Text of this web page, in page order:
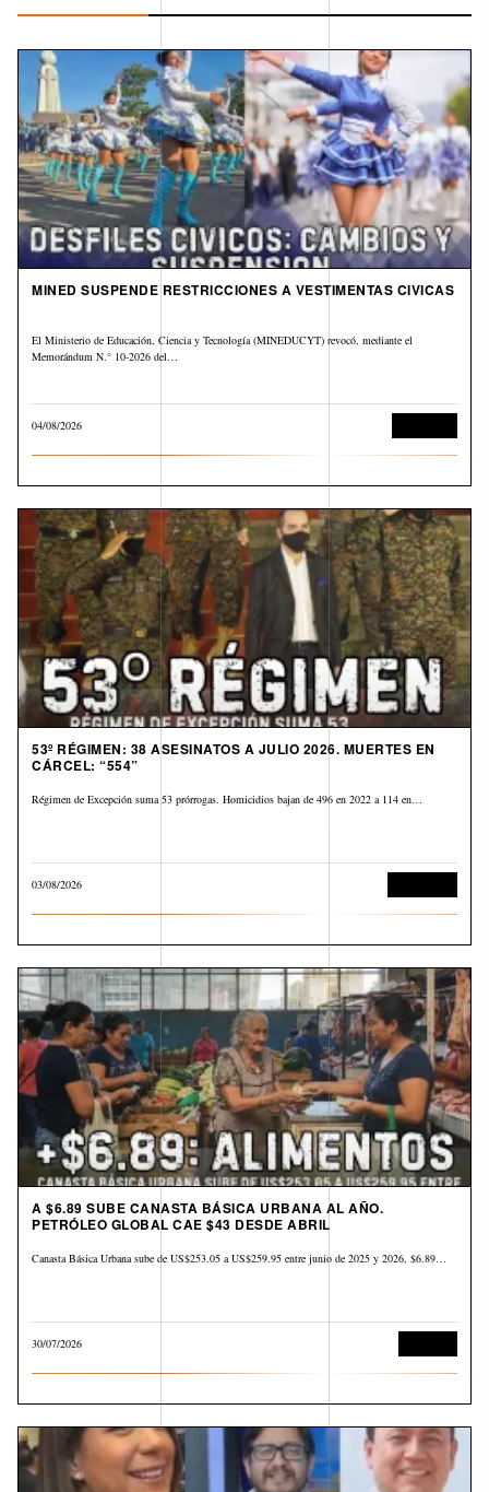
MINED SUSPENDE RESTRICCIONES A VESTIMENTAS CIVICAS
El Ministerio de Educación, Ciencia y Tecnología (MINEDUCYT) revocó, mediante el
Memorándum N.° 10-2026 del…
04/08/2026
53º RÉGIMEN: 38 ASESINATOS A JULIO 2026. MUERTES EN
CÁRCEL: “554”
Régimen de Excepción suma 53 prórrogas. Homicidios bajan de 496 en 2022 a 114 en…
03/08/2026
A $6.89 SUBE CANASTA BÁSICA URBANA AL AÑO.
PETRÓLEO GLOBAL CAE $43 DESDE ABRIL
Canasta Básica Urbana sube de US$253.05 a US$259.95 entre junio de 2025 y 2026, $6.89…
30/07/2026